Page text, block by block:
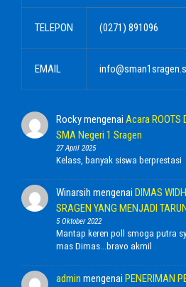
TELEPON (0271) 891096
EMAIL
Rockymengenai Acara ROOTS
SMA Negeri 1 Sragen
27 April 2025
Kelass, banyak siswa berprestasi
Winarsih mengenai DIMAS
SRAGEN YANG MENJADI
5 Oktober 2022
Mantap keren poll smoga putra
mas Dimas...bravo akmil
admin mengenai PENERIMAN